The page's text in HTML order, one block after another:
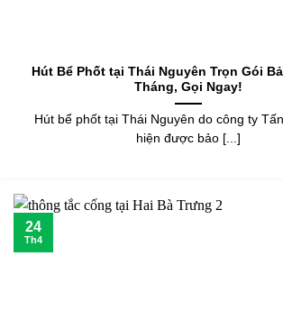
Hút Bể Phốt tại Thái Nguyên Trọn Gói
Tháng, Gọi Ngay!
Hút bể phốt tại Thái Nguyên do công ty
hiện được bảo [...]
24
Th4